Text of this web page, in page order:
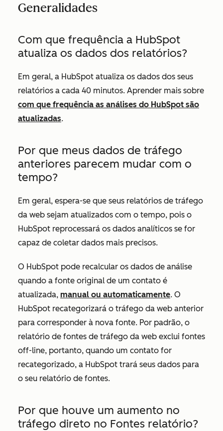
Generalidades
Com que frequência a HubSpot
atualiza os dados dos relatórios?
Em geral, a HubSpot atualiza os dados dos seus
relatórios a cada 40 minutos. Aprender mais sobre
com que frequência as análises do HubSpot são
atualizadas.
Por que meus dados de tráfego
anteriores parecem mudar com o
tempo?
Em geral, espera-se que seus relatórios de tráfego
da web sejam atualizados com o tempo, pois o
HubSpot reprocessará os dados analíticos se for
capaz de coletar dados mais precisos.
O HubSpot pode recalcular os dados de análise
quando a fonte original de um contato é
atualizada, manual ou automaticamente. O
HubSpot recategorizará o tráfego da web anterior
para corresponder à nova fonte. Por padrão, o
relatório de fontes de tráfego da web exclui fontes
off-line, portanto, quando um contato for
recategorizado, a HubSpot trará seus dados para
o seu relatório de fontes.
Por que houve um aumento no
tráfego direto no Fontes relatório?